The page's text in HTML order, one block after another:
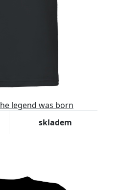
legend was born
skladem